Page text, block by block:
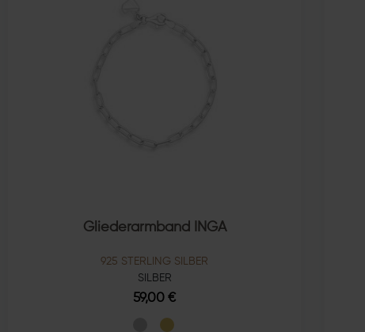
Gliederarmband INGA
925 STERLING SILBER
SILBER
59,00 €